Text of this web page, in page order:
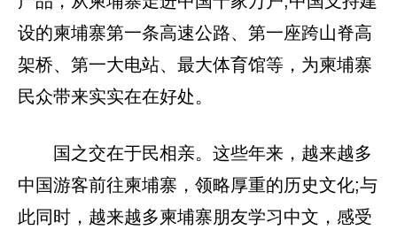
设的柬埔寨第一条高速公路、第一座跨山脊高
架桥、第一大电站、最大体育馆等，为柬埔寨
民众带来实实在在好处。
国之交在于民相亲。这些年来，越来越多
中国游客前往柬埔寨，领略厚重的历史文化;与
此同时，越来越多柬埔寨朋友学习中文，感受